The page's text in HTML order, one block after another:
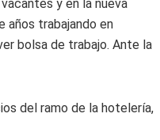
y en la nueva
años trabajando en
bolsa de trabajo. Ante la
del ramo de la hotelería,